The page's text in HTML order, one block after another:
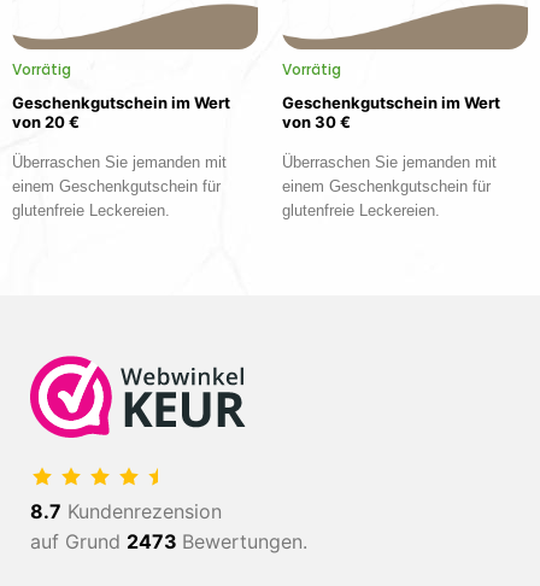
Vorrätig
Geschenkgutschein im Wert
von 20 €
Überraschen Sie jemanden mit
einem Geschenkgutschein für
glutenfreie Leckereien.
Vorrätig
Geschenkgutschein im Wert
von 30 €
Überraschen Sie jemanden mit
einem Geschenkgutschein für
glutenfreie Leckereien.
8.7 Kundenrezension
auf Grund 2473 Bewertungen.